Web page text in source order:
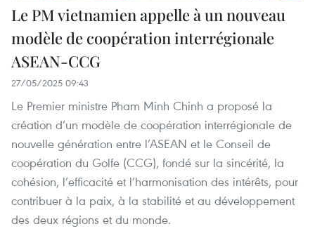
Le PM vietnamien appelle à un nouveau
modèle de coopération interrégionale
ASEAN-CCG
27/05/2025 09:43
Le Premier ministre Pham Minh Chinh a proposé la
création d’un modèle de coopération interrégionale de
nouvelle génération entre l’ASEAN et le Conseil de
coopération du Golfe (CCG), fondé sur la sincérité, la
cohésion, l’efficacité et l’harmonisation des intérêts, pour
contribuer à la paix, à la stabilité et au développement
des deux régions et du monde.